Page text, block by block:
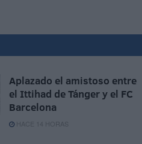
Aplazado el amistoso entre
el Ittihad de Tánger y el FC
Barcelona
HACE 14 HORAS